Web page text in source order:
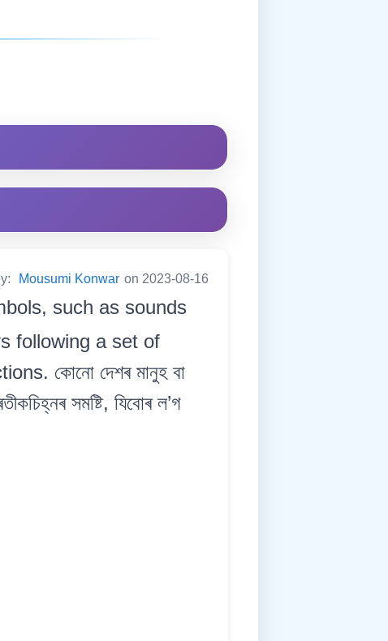
Mousumi Konwar on 2023-08-16
such as sounds
following a set of
কোনো দেশৰ মানুহ বা
সমষ্টি, যিবোৰ ল’গ